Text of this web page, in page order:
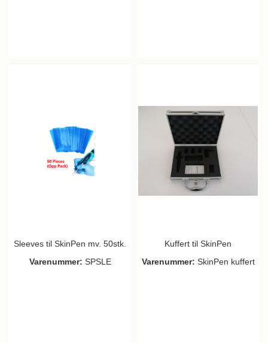
Sleeves til SkinPen mv. 50stk.
Varenummer: SPSLE
Kuffert til SkinPen
Varenummer: SkinPen kuffert